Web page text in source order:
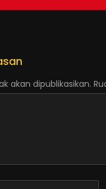
akan dipublikasikan.